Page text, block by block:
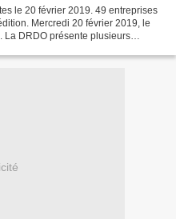
le 20 février 2019. 49 entreprises
Mercredi 20 février 2019, le
La DRDO présente plusieurs